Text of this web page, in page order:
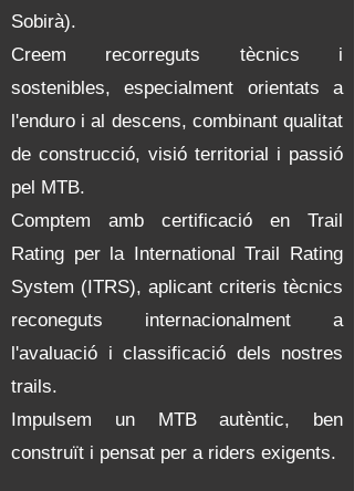
Sobirà).
Creem recorreguts tècnics i
sostenibles, especialment orientats a
l'enduro i al descens, combinant qualitat
de construcció, visió territorial i passió
pel MTB.
Comptem amb certificació en Trail
Rating per la International Trail Rating
System (ITRS), aplicant criteris tècnics
reconeguts internacionalment a
l'avaluació i classificació dels nostres
trails.
Impulsem un MTB autèntic, ben
construït i pensat per a riders exigents.